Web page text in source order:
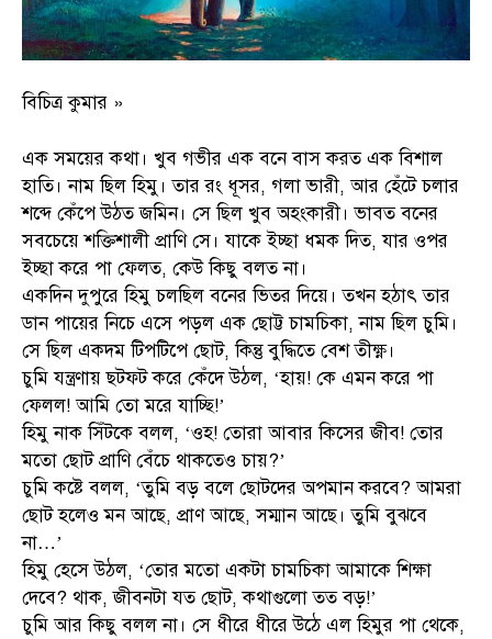
বিচিত্র কুমার »
এক সময়ের কথা। খুব গভীর এক বনে বাস করত এক বিশাল
হাতি। নাম ছিল হিমু। তার রং ধূসর, গলা ভারী, আর হেঁটে চলার
শব্দে কেঁপে উঠত জমিন। সে ছিল খুব অহংকারী। ভাবত বনের
সবচেয়ে শক্তিশালী প্রাণি সে। যাকে ইচ্ছা ধমক দিত, যার ওপর
ইচ্ছা করে পা ফেলত, কেউ কিছু বলত না।
একদিন দুপুরে হিমু চলছিল বনের ভিতর দিয়ে। তখন হঠাৎ তার
ডান পায়ের নিচে এসে পড়ল এক ছোট্ট চামচিকা, নাম ছিল চুমি।
সে ছিল একদম টিপটিপে ছোট, কিন্তু বুদ্ধিতে বেশ তীক্ষ্ণ।
চুমি যন্ত্রণায় ছটফট করে কেঁদে উঠল, ‘হায়! কে এমন করে পা
ফেলল! আমি তো মরে যাচ্ছি!’
হিমু নাক সিঁটকে বলল, ‘ওহ! তোরা আবার কিসের জীব! তোর
মতো ছোট প্রাণি বেঁচে থাকতেও চায়?’
চুমি কষ্টে বলল, ‘তুমি বড় বলে ছোটদের অপমান করবে? আমরা
ছোট হলেও মন আছে, প্রাণ আছে, সম্মান আছে। তুমি বুঝবে
না…’
হিমু হেসে উঠল, ‘তোর মতো একটা চামচিকা আমাকে শিক্ষা
দেবে? থাক, জীবনটা যত ছোট, কথাগুলো তত বড়!’
চুমি আর কিছু বলল না। সে ধীরে ধীরে উঠে এল হিমুর পা থেকে,